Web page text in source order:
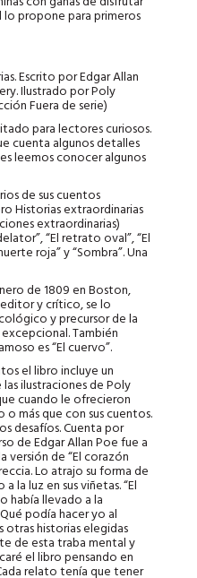
lo propone para primeros
Escrito por Edgar Allan
Ilustrado por Poly
Fuera de serie)
para lectores curiosos.
cuenta algunos detalles
leemos conocer algunos
de sus cuentos
Historias extraordinarias
extraordinarias)
“El retrato oval”, “El
roja” y “Sombra”. Una
de 1809 en Boston,
y crítico, se lo
y precursor de la
También
es “El cuervo”.
el libro incluye un
ilustraciones de Poly
cuando le ofrecieron
más que con sus cuentos.
desafíos. Cuenta por
de Edgar Allan Poe fue a
versión de “El corazón
Lo atrajo su forma de
la luz en sus viñetas. “El
había llevado a la
podía hacer yo al
otras historias elegidas
de esta traba mental y
el libro pensando en
relato tenía que tener